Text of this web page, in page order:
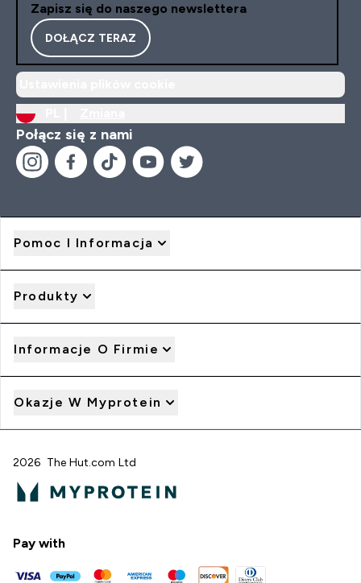
Zapisz się do naszego newslettera
DOŁĄCZ TERAZ
Połącz się z nami
Pomoc I Informacja
Produkty
Informacje O Firmie
Okazje W Myprotein
2026 The Hut.com Ltd
Pay with